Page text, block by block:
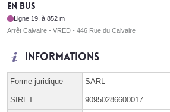
En bus
Ligne 19, à 852 m
Arrêt Calvaire - VRED - 446 Rue du Calvaire
Informations
Forme juridique SARL
SIRET 90950286600017